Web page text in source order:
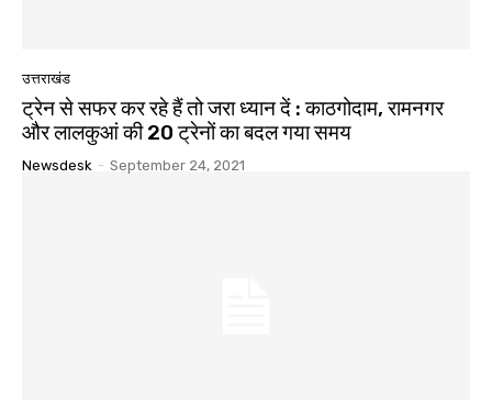
उत्तराखंड
ट्रेन से सफर कर रहे हैं तो जरा ध्यान दें : काठगोदाम, रामनगर
और लालकुआं की 20 ट्रेनों का बदल गया समय
Newsdesk - September 24, 2021